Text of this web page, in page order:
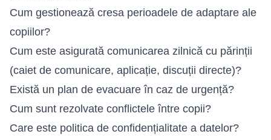
Cum gestionează cresa perioadele de adaptare ale
copiilor?
Cum este asigurată comunicarea zilnică cu părinții
(caiet de comunicare, aplicație, discuții directe)?
Există un plan de evacuare în caz de urgență?
Cum sunt rezolvate conflictele între copii?
Care este politica de confidențialitate a datelor?